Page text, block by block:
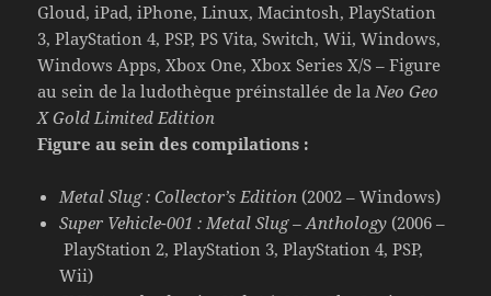
Gloud, iPad, iPhone, Linux, Macintosh, PlayStation
3, PlayStation 4, PSP, PS Vita, Switch, Wii, Windows,
Windows Apps, Xbox One, Xbox Series X/S – Figure
au sein de la ludothèque préinstallée de laNeo Geo
X Gold Limited Edition
Figure au sein des compilations :
Metal Slug : Collector’s Edition (2002 – Windows)
Super Vehicle-001 : Metal Slug – Anthology (2006 –
PlayStation 2, PlayStation 3, PlayStation 4, PSP,
Wii)